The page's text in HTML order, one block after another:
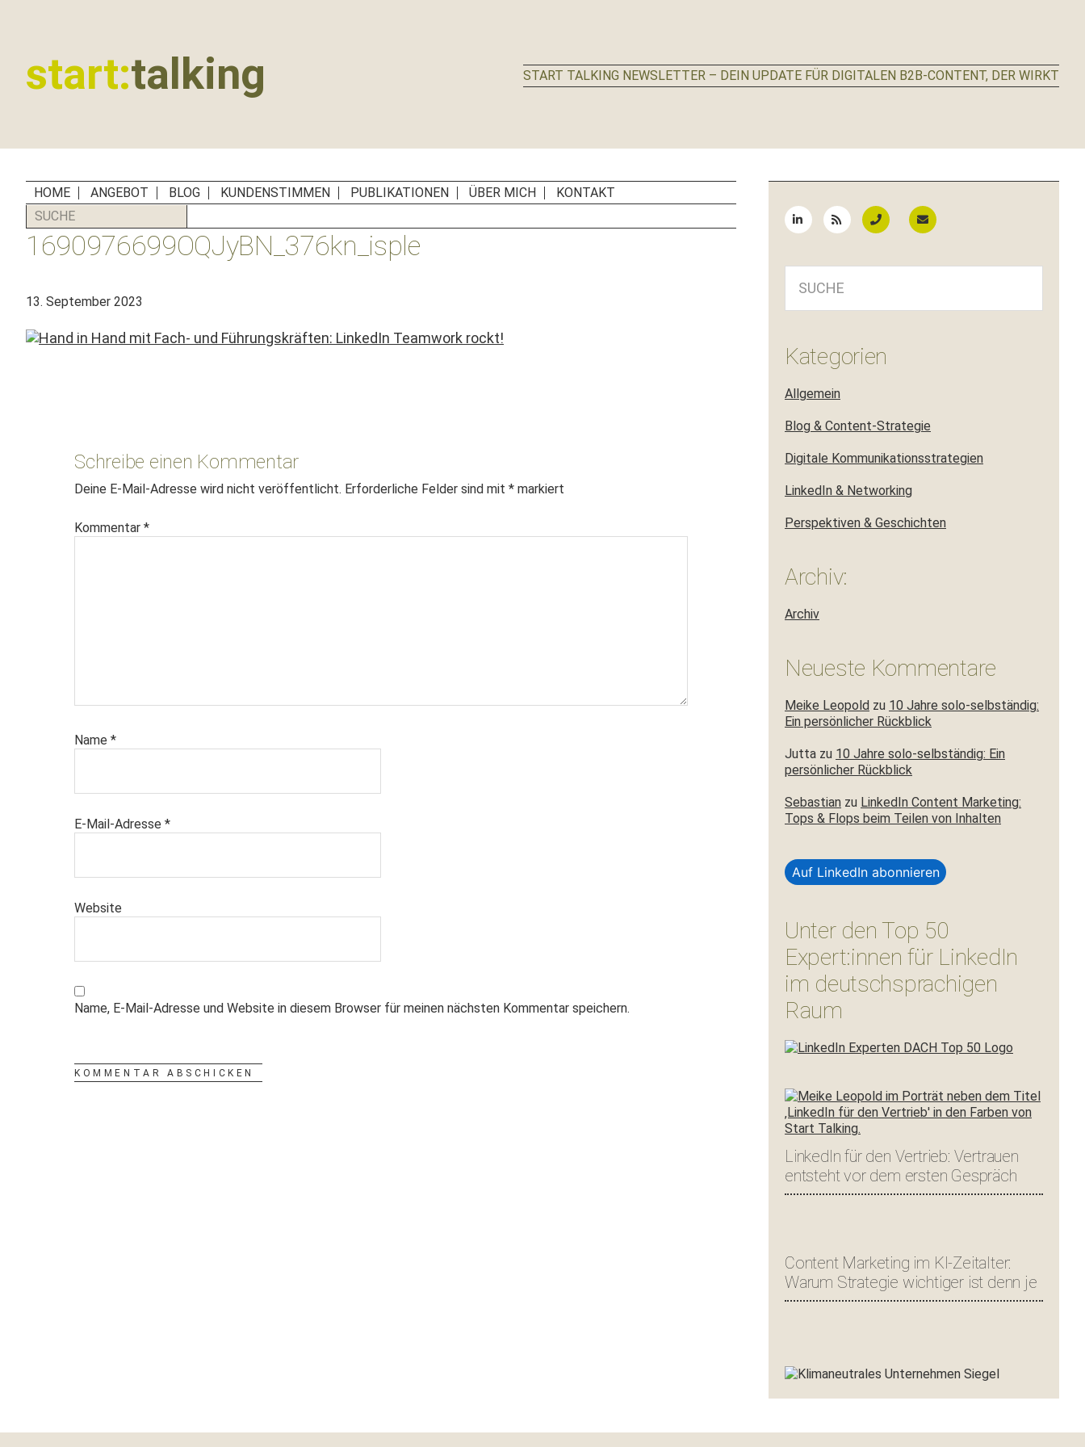
start:talking
für
Unternehmen,
Social
Media
Manager
Agenturen
START TALKING NEWSLETTER – DEIN UPDATE FÜR DIGITALEN B2B-CONTENT, DER WIRKT
HOME ANGEBOT BLOG KUNDENSTIMMEN PUBLIKATIONEN ÜBER MICH
KONTAKT
SUCHE
1690976699OQJyBN_376kn_isple
13. September 2023
Schreibe einen Kommentar
Deine E-Mail-Adresse wird nicht veröffentlicht. Erforderliche Felder sind mit * markiert
Kommentar *
Name *
E-Mail-Adresse *
Website
Name, E-Mail-Adresse und Website in diesem Browser für meinen nächsten Kommentar speichern.
Kategorien
Allgemein
Blog & Content-Strategie
Digitale Kommunikationsstrategien
LinkedIn & Networking
Perspektiven & Geschichten
Archiv:
Archiv
Neueste Kommentare
Meike Leopold zu 10 Jahre solo-selbständig:
Ein persönlicher Rückblick
Jutta zu 10 Jahre solo-selbständig: Ein
persönlicher Rückblick
Sebastian zu LinkedIn Content Marketing:
Tops & Flops beim Teilen von Inhalten
Auf LinkedIn abonnieren
Unter den Top 50
Expert:innen für LinkedIn
im deutschsprachigen
Raum
LinkedIn für den Vertrieb: Vertrauen
entsteht vor dem ersten Gespräch
Content Marketing im KI-Zeitalter:
Warum Strategie wichtiger ist denn je